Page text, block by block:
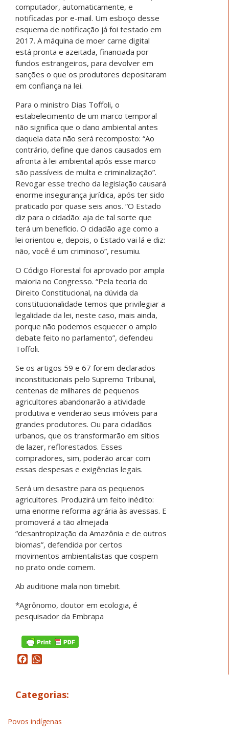
computador, automaticamente, e
notificadas por e-mail. Um esboço desse
esquema de notificação já foi testado em
2017. A máquina de moer carne digital
está pronta e azeitada, financiada por
fundos estrangeiros, para devolver em
sanções o que os produtores depositaram
em confiança na lei.
Para o ministro Dias Toffoli, o
estabelecimento de um marco temporal
não significa que o dano ambiental antes
daquela data não será recomposto: “Ao
contrário, define que danos causados em
afronta à lei ambiental após esse marco
são passíveis de multa e criminalização”.
Revogar esse trecho da legislação causará
enorme insegurança jurídica, após ter sido
praticado por quase seis anos. “O Estado
diz para o cidadão: aja de tal sorte que
terá um benefício. O cidadão age como a
lei orientou e, depois, o Estado vai lá e diz:
não, você é um criminoso”, resumiu.
O Código Florestal foi aprovado por ampla
maioria no Congresso. “Pela teoria do
Direito Constitucional, na dúvida da
constitucionalidade temos que privilegiar a
legalidade da lei, neste caso, mais ainda,
porque não podemos esquecer o amplo
debate feito no parlamento”, defendeu
Toffoli.
Se os artigos 59 e 67 forem declarados
inconstitucionais pelo Supremo Tribunal,
centenas de milhares de pequenos
agricultores abandonarão a atividade
produtiva e venderão seus imóveis para
grandes produtores. Ou para cidadãos
urbanos, que os transformarão em sítios
de lazer, reflorestados. Esses
compradores, sim, poderão arcar com
essas despesas e exigências legais.
Será um desastre para os pequenos
agricultores. Produzirá um feito inédito:
uma enorme reforma agrária às avessas. E
promoverá a tão almejada
“desantropização da Amazônia e de outros
biomas”, defendida por certos
movimentos ambientalistas que cospem
no prato onde comem.
Ab auditione mala non timebit.
*Agrônomo, doutor em ecologia, é
pesquisador da Embrapa
Facebook
Categorias:
Povos indígenas